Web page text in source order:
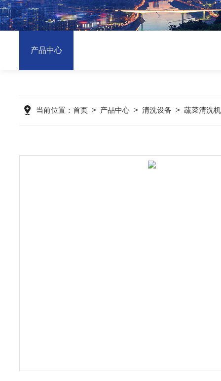
产品中心
当前位置： 首页 > 产品中心 > 清洗设备 > 蔬菜清洗机